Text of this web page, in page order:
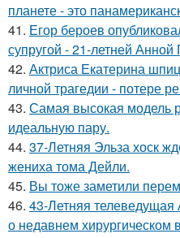
планете - это
41. Егор бероев
супругой - 21-летней Анной
42. Актриса Екатерина
личной трагедии - потере
43. Самая высокая модель
идеальную пару.
44. 37-Летняя Эльза хоск
жениха тома Дейли.
45. Вы тоже заметили
46. 43-Летняя
о недавнем хирургическом